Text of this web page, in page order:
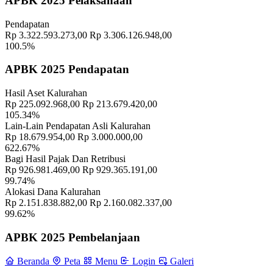
Memahami Peran dan Makna Rois dalam Pembinaan Rois di
Kalurahan Wukirsari 02 April 2024
Sampai Saat Ini 21 November 2022
Pendapatan
Rp 3.322.593.273,00 Rp 3.306.126.948,00
100.5%
APBK 2025 Pendapatan
Hasil Aset Kalurahan
Rp 225.092.968,00 Rp 213.679.420,00
105.34%
Lain-Lain Pendapatan Asli Kalurahan
Rp 18.679.954,00 Rp 3.000.000,00
622.67%
Bagi Hasil Pajak Dan Retribusi
Rp 926.981.469,00 Rp 929.365.191,00
99.74%
Alokasi Dana Kalurahan
Rp 2.151.838.882,00 Rp 2.160.082.337,00
99.62%
APBK 2025 Pembelanjaan
Beranda Peta Menu Login Galeri